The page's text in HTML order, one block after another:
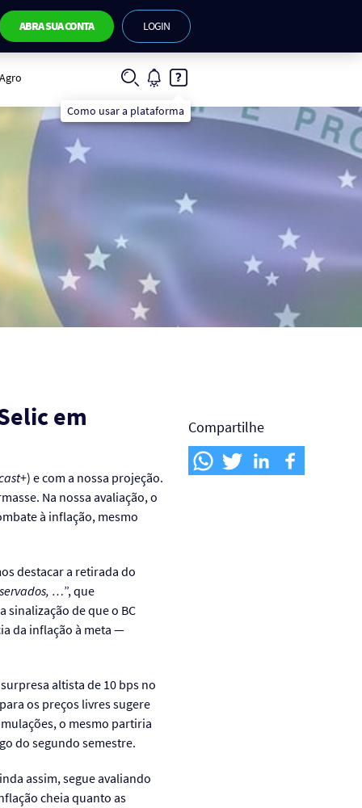
ABRA SUA CONTA LOGIN
Como usar a plataforma
em
+) e com a nossa projeção.
Na nossa avaliação, o
à inflação, mesmo
destacar a retirada do
…”, que
de que o BC
da inflação à meta —
altista de 10 bps no
os preços livres sugere
o mesmo partiria
do segundo semestre.
assim, segue avaliando
cheia quanto as
Compartilhe